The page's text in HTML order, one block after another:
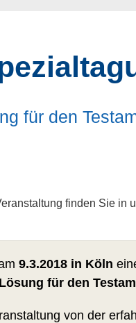
für den
finden Sie in
9.3.2018 in Köln
für den
von der